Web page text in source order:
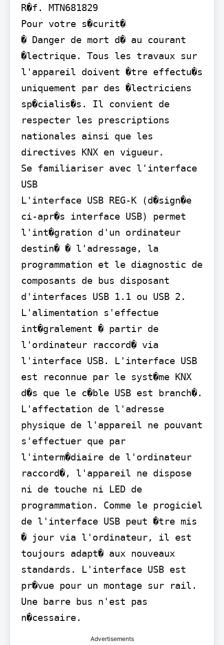
R�f. MTN681829
Pour votre s�curit�
� Danger de mort d� au courant
�lectrique. Tous les travaux sur
l'appareil doivent �tre effectu�s
uniquement par des �lectriciens
sp�cialis�s. Il convient de
respecter les prescriptions
nationales ainsi que les
directives KNX en vigueur.
Se familiariser avec l'interface
USB
L'interface USB REG-K (d�sign�e
ci-apr�s interface USB) permet
l'int�gration d'un ordinateur
destin� � l'adressage, la
programmation et le diagnostic de
composants de bus disposant
d'interfaces USB 1.1 ou USB 2.
L'alimentation s'effectue
int�gralement � partir de
l'ordinateur raccord� via
l'interface USB. L'interface USB
est reconnue par le syst�me KNX
d�s que le c�ble USB est branch�.
L'affectation de l'adresse
physique de l'appareil ne pouvant
s'effectuer que par
l'interm�diaire de l'ordinateur
raccord�, l'appareil ne dispose
ni de touche ni LED de
programmation. Comme le progiciel
de l'interface USB peut �tre mis
� jour via l'ordinateur, il est
toujours adapt� aux nouveaux
standards. L'interface USB est
pr�vue pour un montage sur rail.
Une barre bus n'est pas
n�cessaire.
Advertisements